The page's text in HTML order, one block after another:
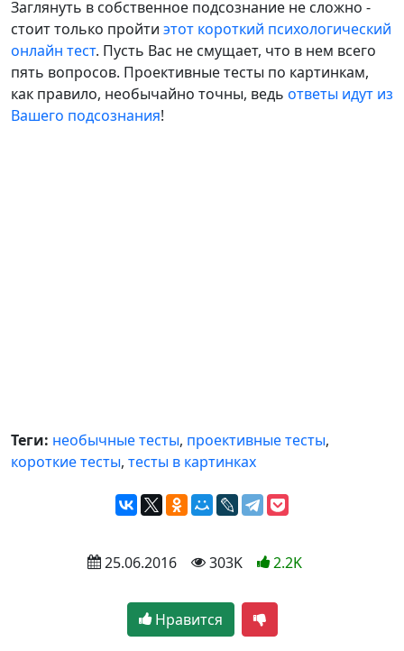
Заглянуть в собственное подсознание не сложно -
стоит только пройти этот короткий психологический
онлайн тест. Пусть Вас не смущает, что в нем всего
пять вопросов. Проективные тесты по картинкам,
как правило, необычайно точны, ведь ответы идут из
Вашего подсознания!
Теги: необычные тесты, проективные тесты,
короткие тесты, тесты в картинках
25.06.2016 303K 2.2K
Нравится